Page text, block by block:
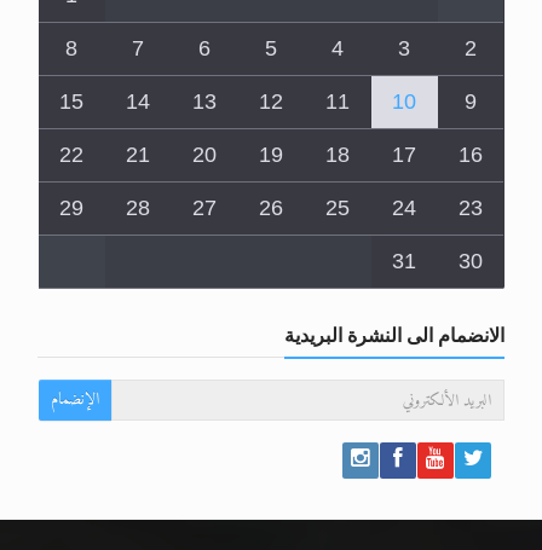
2
3
4
5
6
7
8
9
10
11
12
13
14
15
16
17
18
19
20
21
22
23
24
25
26
27
28
29
30
31
الانضمام الى النشرة البريدية
الإنضمام